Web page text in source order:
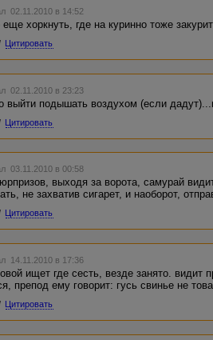
02.11.2010 в 14:52
еще хоркнуть, где на куринно тоже
Цитировать
02.11.2010 в 23:23
выйти подышать воздухом (если
Цитировать
03.11.2010 в 00:58
выходя за ворота, самурай
не захватив сигарет, и наоборот,
Цитировать
14.11.2010 в 17:36
ищет где сесть, везде занято. видит
препод ему говорит: гусь свинье не
Цитировать